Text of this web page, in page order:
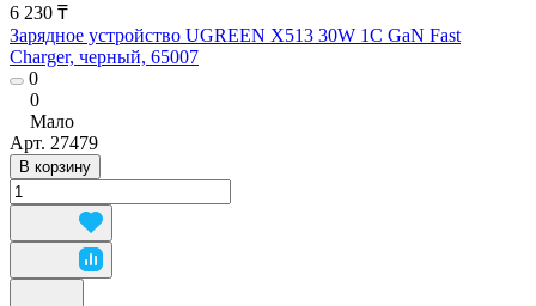
6 230 ₸
Зарядное устройство UGREEN X513 30W 1C GaN Fast
Charger, черный, 65007
0
0
Мало
Арт. 27479
В корзину